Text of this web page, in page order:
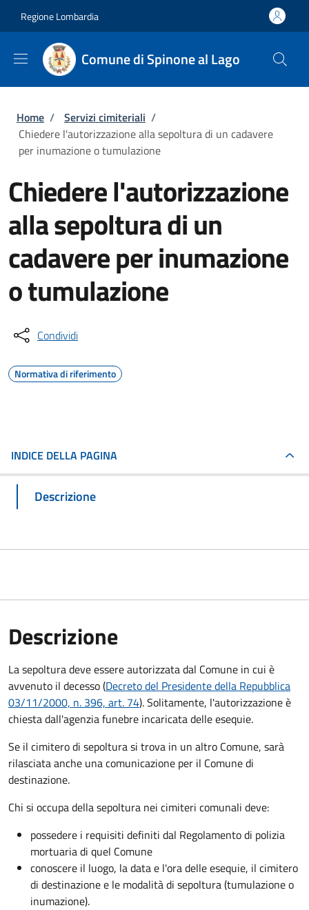
Regione Lombardia
Comune di Spinone al Lago
Briciole di pane
Home / Servizi cimiteriali /
Chiedere l'autorizzazione alla sepoltura di un cadavere
per inumazione o tumulazione
Chiedere l'autorizzazione
alla sepoltura di un
cadavere per inumazione
o tumulazione
Condividi
Normativa di riferimento
INDICE DELLA PAGINA
Descrizione
Descrizione
La sepoltura deve essere autorizzata dal Comune in cui è
avvenuto il decesso (Decreto del Presidente della Repubblica
03/11/2000, n. 396, art. 74). Solitamente, l'autorizzazione è
chiesta dall'agenzia funebre incaricata delle esequie.
Se il cimitero di sepoltura si trova in un altro Comune, sarà
rilasciata anche una comunicazione per il Comune di
destinazione.
Chi si occupa della sepoltura nei cimiteri comunali deve:
possedere i requisiti definiti dal Regolamento di polizia
mortuaria di quel Comune
conoscere il luogo, la data e l'ora delle esequie, il cimitero
di destinazione e le modalità di sepoltura (tumulazione o
inumazione).